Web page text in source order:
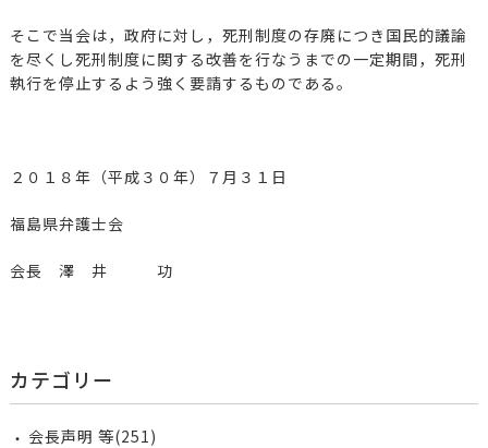
そこで当会は，政府に対し，死刑制度の存廃につき国民的議論
を尽くし死刑制度に関する改善を行なうまでの一定期間，死刑
執行を停止するよう強く要請するものである。
２０１８年（平成３０年）７月３１日
福島県弁護士会
会長 澤 井 功
カテゴリー
会長声明 等(251)